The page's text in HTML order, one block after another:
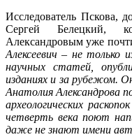
Исследователь Пскова,
Сергей Белецкий,
Александровым уже
Алексеевич – не только
научных статей,
изданиях и за рубежом.
Анатолия Александрова
археологических
четверть века поют
даже не знают имени